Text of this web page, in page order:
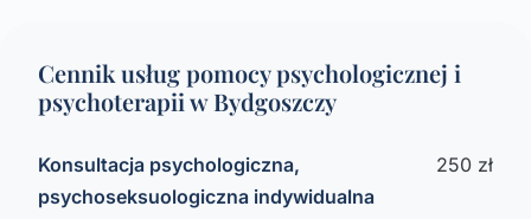
Cennik usług pomocy psychologicznej i
psychoterapii w Bydgoszczy
Konsultacja psychologiczna,
psychoseksuologiczna indywidualna
250 zł